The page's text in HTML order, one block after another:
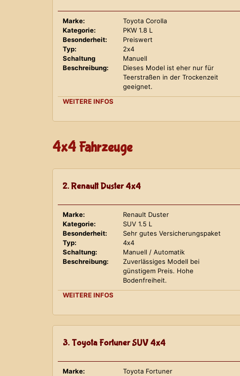
Marke:
Toyota Corolla
Kategorie:
PKW 1.8 L
Besonderheit:
Preiswert
Typ:
2x4
Schaltung
Manuell
Beschreibung:
Dieses Model ist eher nur für
Teerstraßen in der Trockenzeit
geeignet.
WEITERE INFOS
4x4 Fahrzeuge
2. Renault Duster 4x4
Marke:
Renault Duster
Kategorie:
SUV 1.5 L
Besonderheit:
Sehr gutes Versicherungspaket
Typ:
4x4
Schaltung:
Manuell / Automatik
Beschreibung:
Zuverlässiges Modell bei
günstigem Preis. Hohe
Bodenfreiheit.
WEITERE INFOS
3. Toyota Fortuner SUV 4x4
Marke:
Toyota Fortuner